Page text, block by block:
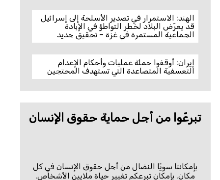
الهند: الاستمرار في تصدير الأسلحة إلى إسرائيل
قد يعرّض البلاد لخطر التواطؤ في الإبادة
الجماعية المستمرة في غزة – تحقيق جديد
إيران: أوقفوا حملة عمليات وأحكام الإعدام
التعسفية المتصاعدة التي تستهدف المحتجين
تبرعّوا من أجل حماية حقوق الإنسان
بإمكاننا سويًا النضال من أجل حقوق الإنسان في كل
مكان. بإمكان تبرعكم تغيير حياة ملايين الأشخاص.